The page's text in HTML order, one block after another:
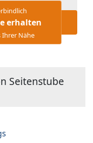
erhalten
Ihrer Nähe
Seitenstube